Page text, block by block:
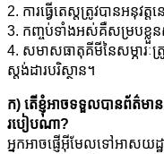
2. ការធ្វើតេស្តត្រូវបានអ
3. កញ្ចប់ទាំងអស់គឺសម្របខ្លួន
4. សមាសធាតុគីមីនៃសម្ភារៈត្
ស្តង់ដារបរិស្ថាន។
ក) តើខ្ញុំអាចទទួលបានព័ត៌ម
របៀបណា?
អ្នកអាចផ្ញើអ៊ីមែលទៅអាស